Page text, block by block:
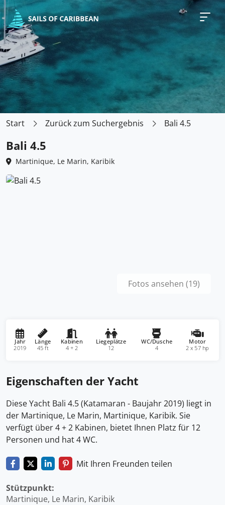
Start Zurück zum Suchergebnis Bali 4.5
Bali 4.5
Martinique, Le Marin, Karibik
Fotos ansehen (19)
Jahr
2019
Länge
45 ft
Kabinen
4 + 2
Liegeplätze
12
WC/Dusche
4
Motor
2 x 57 hp
Eigenschaften der Yacht
Diese Yacht Bali 4.5 (Katamaran - Baujahr 2019) liegt in
der Martinique, Le Marin, Martinique, Karibik. Sie
verfügt über 4 + 2 Kabinen, bietet Ihnen Platz für 12
Personen und hat 4 WC.
Mit Ihren Freunden teilen
Stützpunkt:
Martinique, Le Marin, Karibik